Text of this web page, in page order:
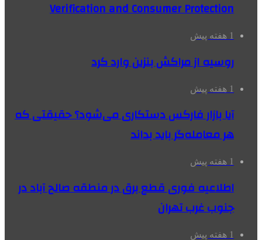
Verification and Consumer Protection
1 هفته پیش
روسیه از مراکش بنزین وارد کرد
1 هفته پیش
آیا بازار فارکس دستکاری می‌شود؟ حقیقتی که
هر معامله‌گر باید بداند
1 هفته پیش
اطلاعیه فوری قطع برق در منطقه صالح آباد در
جنوب غرب تهران
1 هفته پیش